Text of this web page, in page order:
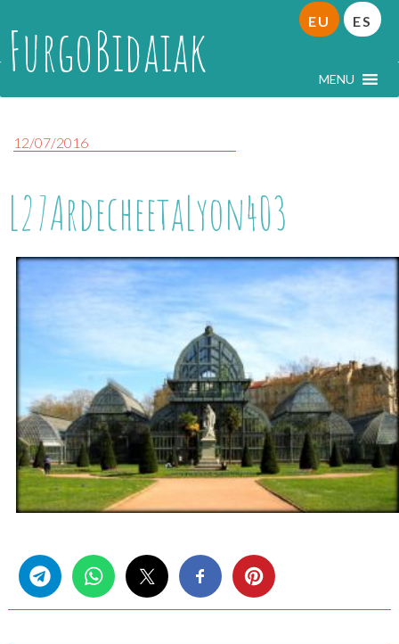
FurgoBidaiak MENU
EU ES
12/07/2016
L27ArdecheetaLyon403